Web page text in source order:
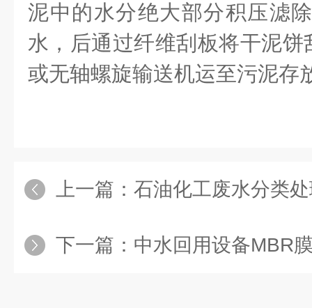
泥中的水分绝大部分积压滤
水，后通过纤维刮板将干泥
或无轴螺旋输送机运至污泥存
上一篇： 石油化工废水分类
下一篇： 中水回用设备MBR膜生物